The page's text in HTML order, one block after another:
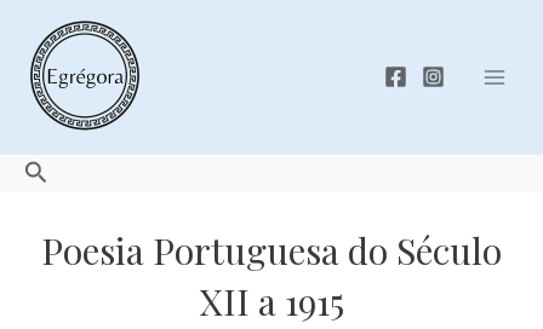
content
Search
Poesia Portuguesa do Século
XII a 1915